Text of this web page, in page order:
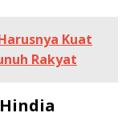
Kuat
Rakyat